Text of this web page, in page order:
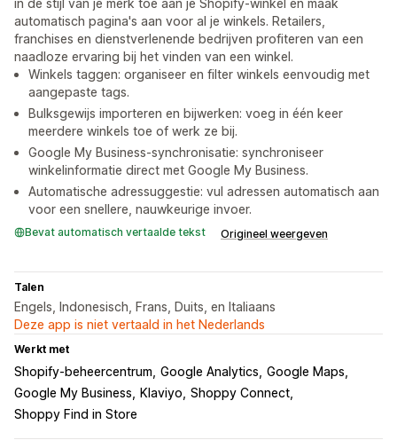
in de stijl van je merk toe aan je Shopify-winkel en maak
automatisch pagina's aan voor al je winkels. Retailers,
franchises en dienstverlenende bedrijven profiteren van een
naadloze ervaring bij het vinden van een winkel.
Winkels taggen: organiseer en filter winkels eenvoudig met
aangepaste tags.
Bulksgewijs importeren en bijwerken: voeg in één keer
meerdere winkels toe of werk ze bij.
Google My Business-synchronisatie: synchroniseer
winkelinformatie direct met Google My Business.
Automatische adressuggestie: vul adressen automatisch aan
voor een snellere, nauwkeurige invoer.
Bevat automatisch vertaalde tekst Origineel weergeven
Talen
Engels, Indonesisch, Frans, Duits, en Italiaans
Deze app is niet vertaald in het Nederlands
Werkt met
Shopify-beheercentrum Google Analytics Google Maps
Google My Business
Klaviyo Shoppy Connect
Shoppy Find in Store